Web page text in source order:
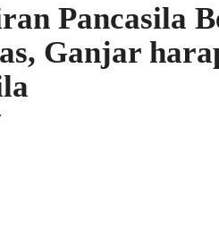
Pancasila
Ganjar